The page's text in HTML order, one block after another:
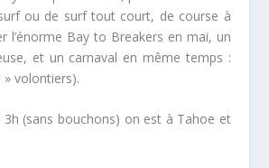
ou de surf tout court, de course à
l’énorme Bay to Breakers en mai, un
et un carnaval en même temps :
» volontiers).
3h (sans bouchons) on est à Tahoe et